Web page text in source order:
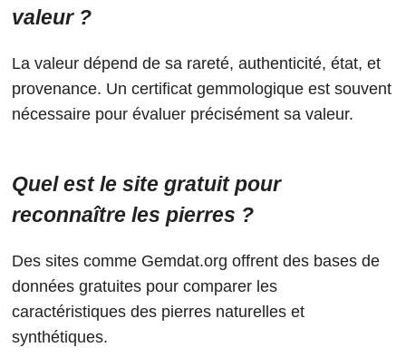
valeur ?
La valeur dépend de sa rareté, authenticité, état, et
provenance. Un certificat gemmologique est souvent
nécessaire pour évaluer précisément sa valeur.
Quel est le site gratuit pour
reconnaître les pierres ?
Des sites comme Gemdat.org offrent des bases de
données gratuites pour comparer les
caractéristiques des pierres naturelles et
synthétiques.